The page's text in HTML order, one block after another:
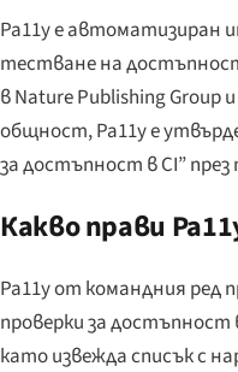
Pa11y е автоматизиран
тестване на
вNature Publishing Group
общност, Pa11y е
за достъпност в CI”
Какво прави
Pa11y от командния ред
проверки за
като извежда списък с